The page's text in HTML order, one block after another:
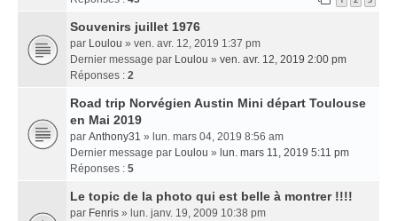
Souvenirs juillet 1976
par Loulou » ven. avr. 12, 2019 1:37 pm
Dernier message par Loulou » ven. avr. 12, 2019 2:00 pm
Réponses : 2
Road trip Norvégien Austin Mini départ Toulouse
en Mai 2019
par Anthony31 » lun. mars 04, 2019 8:56 am
Dernier message par Loulou » lun. mars 11, 2019 5:11 pm
Réponses : 5
Le topic de la photo qui est belle à montrer !!!!
par Fenris » lun. janv. 19, 2009 10:38 pm